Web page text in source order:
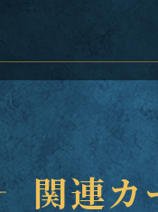
関連カ